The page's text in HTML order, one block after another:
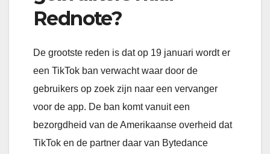
Rednote?
De grootste reden is dat op 19 januari wordt er
een TikTok ban verwacht waar door de
gebruikers op zoek zijn naar een vervanger
voor de app. De ban komt vanuit een
bezorgdheid van de Amerikaanse overheid dat
TikTok en de partner daar van Bytedance